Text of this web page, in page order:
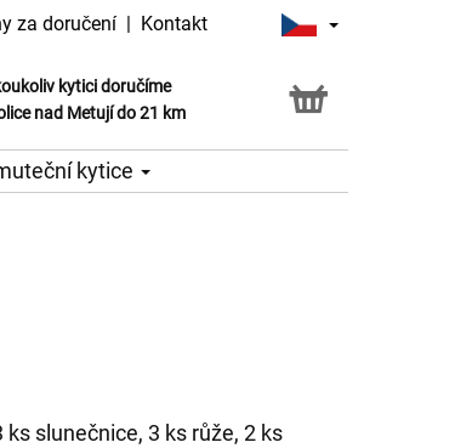
za doručení | Kontakt
kytici doručíme
nad Metují do 21 km
vyzvednout v naší květince
kytice
ks slunečnice, 3 ks růže, 2 ks